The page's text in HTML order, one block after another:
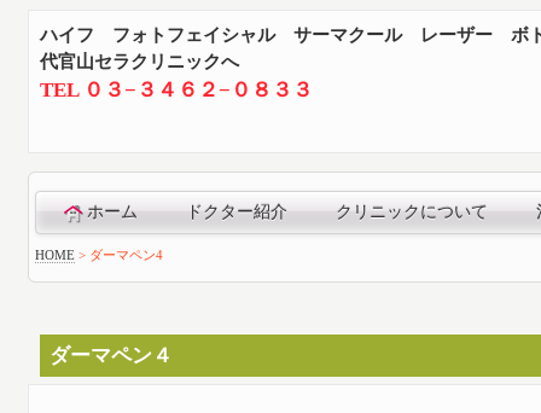
ハイフ フォトフェイシャル サーマクール レーザー ボ
代官山セラクリニックへ
TEL ０３−３４６２−０８３３
ホーム ドクター紹介 クリニックについて
HOME > ダーマペン4
ダーマペン４